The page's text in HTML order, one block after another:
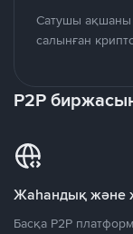
Сатушы ақшаны
салынған
P2P
Жаһандық және
Басқа P2P